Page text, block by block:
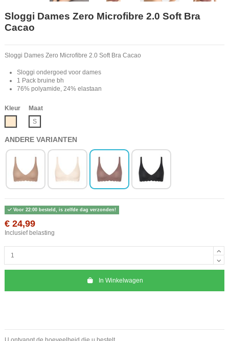
Sloggi Dames Zero Microfibre 2.0 Soft Bra
Cacao
Sloggi Dames Zero Microfibre 2.0 Soft Bra Cacao
Sloggi ondergoed voor dames
1 Pack bruine bh
76% polyamide, 24% elastaan
Kleur
Maat
S
ANDERE VARIANTEN
Voor 22:00 besteld, is zelfde dag verzonden!
€ 24,99
Inclusief belasting
In Winkelwagen